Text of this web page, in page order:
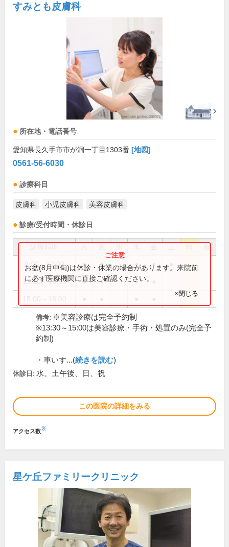
すみとも皮膚科
所在地・電話番号
愛知県長久手市市が洞一丁目1303番 [地図]
0561-56-6030
診療科目
皮膚科 小児皮膚科 美容皮膚科
診療/受付時間・休診日
祝
9:00～12:00 ● ● ● ●
13:30～15:00 ● ● ●
お盆(8月中旬)は休診・休業の場合があります。来院前
に必ず医療機関に直接ご確認ください。
×閉じる
備考: ※美容診療は完全予約制
※13:30～15:00は美容診療・手術・処置のみ(完全予
約制)
・車いす...(続きを読む)
休診日: 水、土午後、日、祝
この医院の詳細をみる
アクセス数※
星ケ丘ファミリークリニック